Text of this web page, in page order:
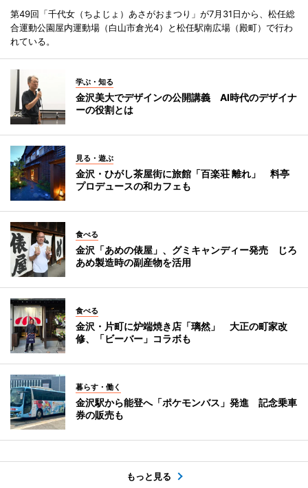
第49回「千代女（ちよじょ）あさがおまつり」が7月31日から、松任総
合運動公園屋内運動場（白山市倉光4）と松任駅南広場（殿町）で行わ
れている。
学ぶ・知る
金沢美大でデザインの公開講義 AI時代のデザイナ
ーの役割とは
見る・遊ぶ
金沢・ひがし茶屋街に旅館「百楽荘 離れ」 料亭
プロデュースの和カフェも
食べる
金沢「あめの俵屋」、グミキャンディー発売 じろ
あめ製造時の副産物を活用
食べる
金沢・片町に炉端焼き店「璃然」 大正の町家改
修、「ビーバー」コラボも
暮らす・働く
金沢駅から能登へ「ポケモンバス」発進 記念乗車
券の販売も
もっと見る